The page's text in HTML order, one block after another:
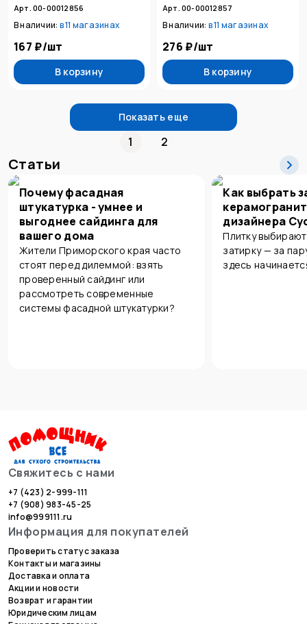
Арт. 00-00012856
В наличии: в11 магазинах
167 ₽/шт
В корзину
Арт. 00-00012857
В наличии: в11 магазинах
276 ₽/шт
В корзину
Показать еще
1 2
Статьи
Почему фасадная
штукатурка - умнее и
выгоднее сайдинга для
вашего дома
Жители Приморского края часто
стоят перед дилеммой: взять
проверенный сайдинг или
рассмотреть современные
системы фасадной штукатурки?
Как выбрать
дизайнера
Плитку
затирку — за
здесь
Свяжитесь с нами
+7 (423) 2-999-111
+7 (908) 983-45-25
info@999111.ru
Информация для покупателей
Проверить статус заказа
Контакты и магазины
Доставка и оплата
Акции и новости
Возврат и гарантии
Юридическим лицам